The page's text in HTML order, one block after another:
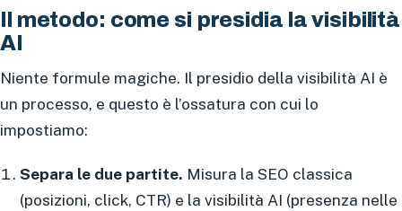
Il metodo: come si presidia la visibilità
AI
Niente formule magiche. Il presidio della visibilità AI è
un processo, e questo è l’ossatura con cui lo
impostiamo:
Separa le due partite. Misura la SEO classica
(posizioni, click, CTR) e la visibilità AI (presenza nelle